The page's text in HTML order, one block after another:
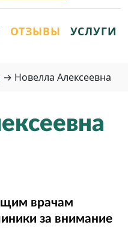
ОТЗЫВЫ УСЛУГИ
→ Новелла Алексеевна
врачам
за внимание